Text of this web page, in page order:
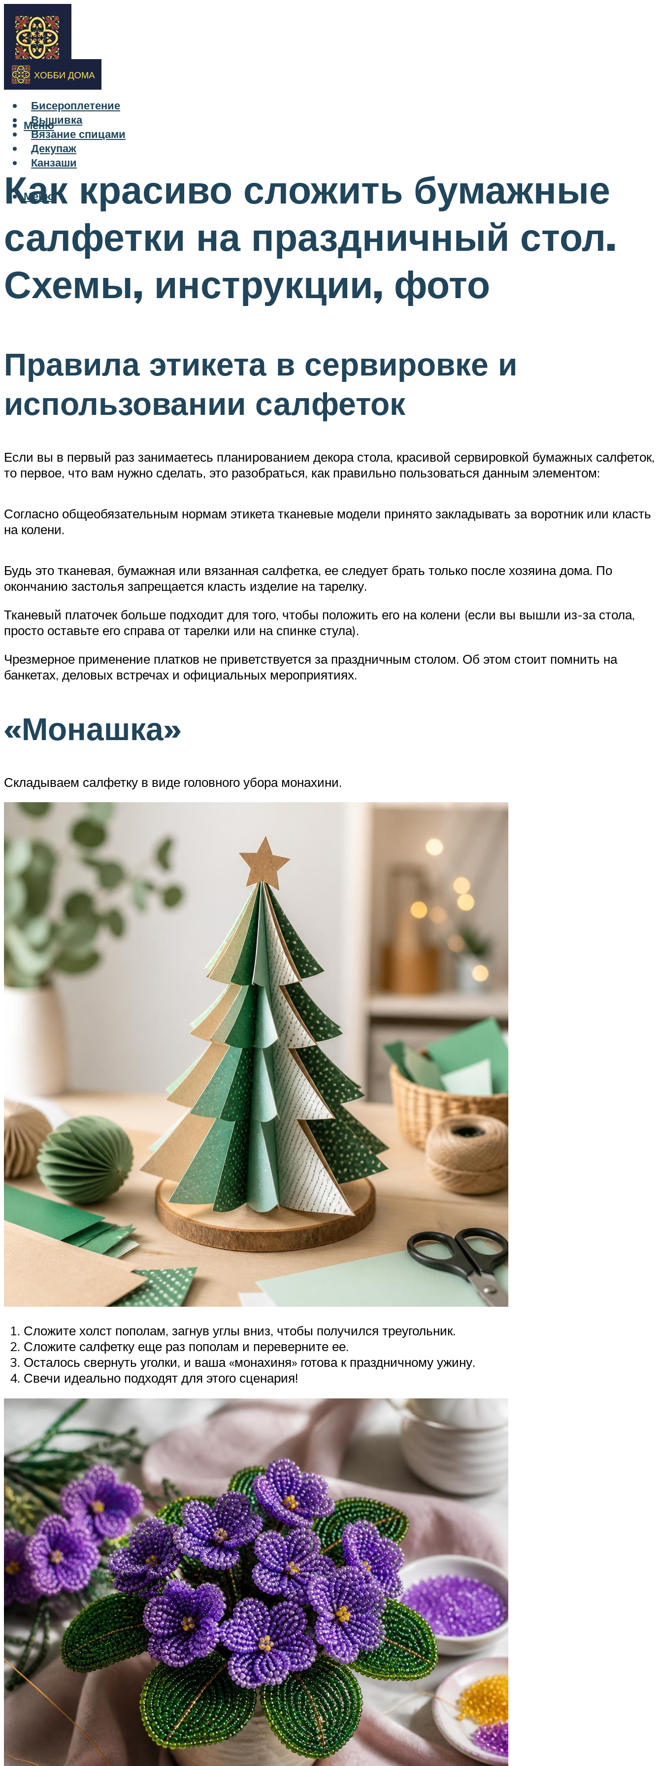
Бисероплетение
Вышивка
Вязание спицами
Декупаж
Канзаши
Меню
Меню
Как красиво сложить бумажные
салфетки на праздничный стол.
Схемы, инструкции, фото
Правила этикета в сервировке и
использовании салфеток
Если вы в первый раз занимаетесь планированием декора стола, красивой сервировкой бумажных салфеток,
то первое, что вам нужно сделать, это разобраться, как правильно пользоваться данным элементом:
Согласно общеобязательным нормам этикета тканевые модели принято закладывать за воротник или класть
на колени.
Будь это тканевая, бумажная или вязанная салфетка, ее следует брать только после хозяина дома. По
окончанию застолья запрещается класть изделие на тарелку.
Тканевый платочек больше подходит для того, чтобы положить его на колени (если вы вышли из-за стола,
просто оставьте его справа от тарелки или на спинке стула).
Чрезмерное применение платков не приветствуется за праздничным столом. Об этом стоит помнить на
банкетах, деловых встречах и официальных мероприятиях.
«Монашка»
Складываем салфетку в виде головного убора монахини.
Сложите холст пополам, загнув углы вниз, чтобы получился треугольник.
Сложите салфетку еще раз пополам и переверните ее.
Осталось свернуть уголки, и ваша «монахиня» готова к праздничному ужину.
Свечи идеально подходят для этого сценария!